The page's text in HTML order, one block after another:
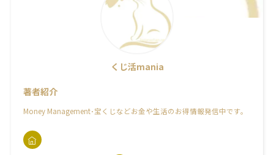
くじ活mania
著者紹介
Money Management･宝くじなどお金や生活のお得情報発信中です。